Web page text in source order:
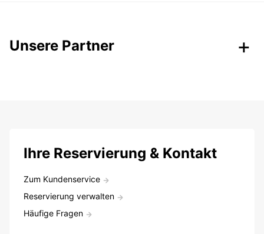
Unsere Partner
Ihre Reservierung & Kontakt
Zum Kundenservice
Reservierung verwalten
Häufige Fragen